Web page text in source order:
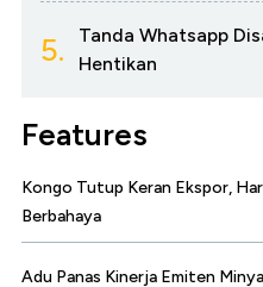
5.
Tanda Whatsapp
Hentikan
Features
Kongo Tutup Keran Ekspor,
Berbahaya
Adu Panas Kinerja Emiten